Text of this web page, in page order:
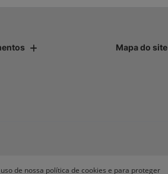
Mapa do site
de nossa política de cookies e para proteger